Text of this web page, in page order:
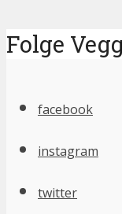
Folge
facebook
instagram
twitter